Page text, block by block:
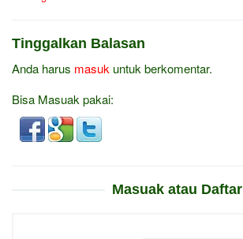
Tinggalkan Balasan
Anda harus masuk untuk berkomentar.
Bisa Masuak pakai:
Masuak atau Daftar